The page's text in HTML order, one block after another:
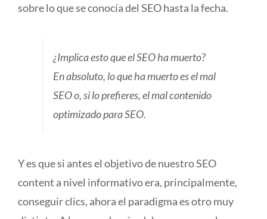
sobre lo que se conocía del SEO hasta la fecha.
¿Implica esto que el SEO ha muerto?
En absoluto, lo que ha muerto es el mal
SEO o, si lo prefieres, el mal contenido
optimizado para SEO.
Y es que si antes el objetivo de nuestro SEO
content a nivel informativo era, principalmente,
conseguir clics, ahora el paradigma es otro muy